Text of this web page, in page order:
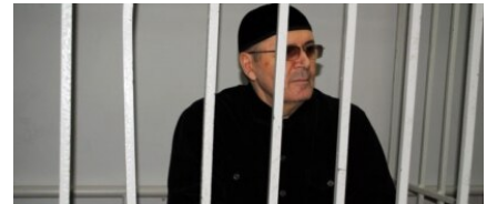
SkipӘЛЕУМЕТ
АРНАЙЫ ЖОБАЛАР
Русский